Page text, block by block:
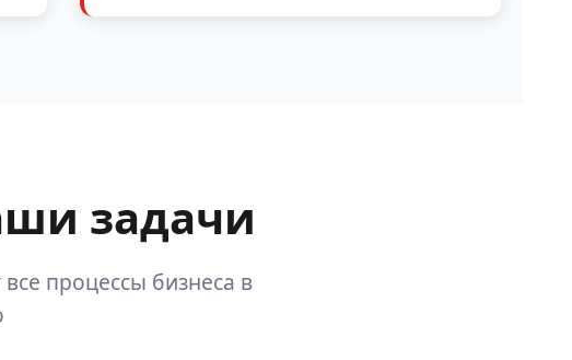
задачи
процессы бизнеса в